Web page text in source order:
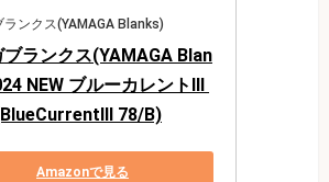
ランクス(YAMAGA Blanks)
ブランクス(YAMAGA Blan
NEW ブルーカレントⅢ
78/B)
Amazonで見る